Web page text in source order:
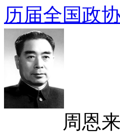
历届全国政
周恩来（